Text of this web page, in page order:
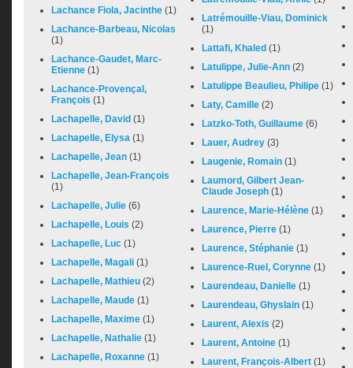
Lachance Fiola, Jacinthe (1)
Lachance-Barbeau, Nicolas
(1)
Lachance-Gaudet, Marc-
Etienne (1)
Lachance-Provençal,
François (1)
Lachapelle, David (1)
Lachapelle, Elysa (1)
Lachapelle, Jean (1)
Lachapelle, Jean-François
(1)
Lachapelle, Julie (6)
Lachapelle, Louis (2)
Lachapelle, Luc (1)
Lachapelle, Magali (1)
Lachapelle, Mathieu (2)
Lachapelle, Maude (1)
Lachapelle, Maxime (1)
Lachapelle, Nathalie (1)
Lachapelle, Roxanne (1)
Latrémouille-Viau, Dominick
(1)
Lattafi, Khaled (1)
Latulippe, Julie-Ann (2)
Latulippe Beaulieu, Philipe (1)
Laty, Camille (2)
Latzko-Toth, Guillaume (6)
Lauer, Audrey (3)
Laugenie, Romain (1)
Laumord, Gilbert Jean-
Claude Joseph (1)
Laurence, Marie-Hélène (1)
Laurence, Pierre (1)
Laurence, Stéphanie (1)
Laurence-Ruel, Corynne (1)
Laurendeau, Danielle (1)
Laurendeau, Ghyslain (1)
Laurent, Alexis (2)
Laurent, Antoine (1)
Laurent, François-Albert (1)